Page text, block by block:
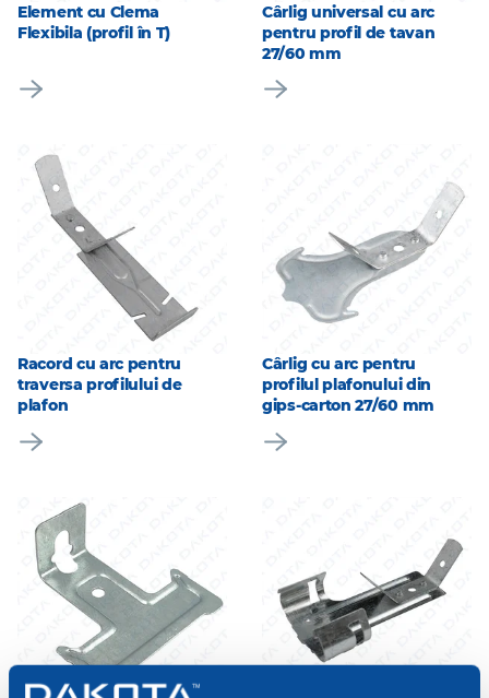
Element cu Clema
Flexibila (profil în T)
Cârlig universal cu arc
pentru profil de tavan
27/60 mm
Racord cu arc pentru
traversa profilului de
plafon
Cârlig cu arc pentru
profilul plafonului din
gips-carton 27/60 mm